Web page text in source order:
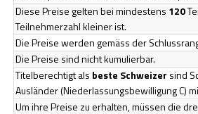
Diese Preise gelten bei mindestens 120
Teilnehmerzahl kleiner ist.
Die Preise werden gemäss der
Die Preise sind nicht kumulierbar.
Titelberechtigt als beste Schweizer sind
Ausländer (Niederlassungsbewilligung C)
Um ihre Preise zu erhalten, müssen die